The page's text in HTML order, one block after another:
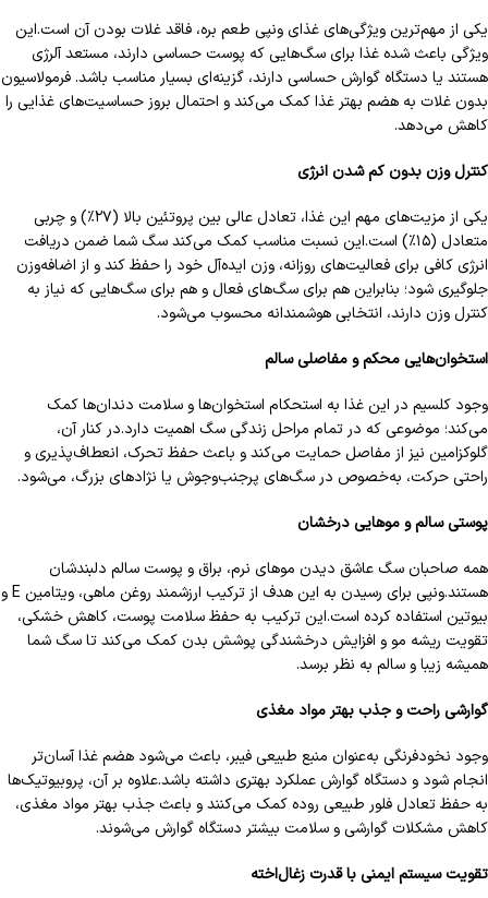
یکی از مهم‌ترین ویژگی‌های غذای ونپی طعم بره، فاقد غلات بودن آن است.این
ویژگی باعث شده غذا برای سگ‌هایی که پوست حساسی دارند، مستعد آلرژی
هستند یا دستگاه گوارش حساسی دارند، گزینه‌ای بسیار مناسب باشد. فرمولاسیون
بدون غلات به هضم بهتر غذا کمک می‌کند و احتمال بروز حساسیت‌های غذایی را
کاهش می‌دهد.
کنترل وزن بدون کم شدن انرژی
یکی از مزیت‌های مهم این غذا، تعادل عالی بین پروتئین بالا (۲۷٪) و چربی
متعادل (۱۵٪) است.این نسبت مناسب کمک می‌کند سگ شما ضمن دریافت
انرژی کافی برای فعالیت‌های روزانه، وزن ایده‌آل خود را حفظ کند و از اضافه‌وزن
جلوگیری شود؛ بنابراین هم برای سگ‌های فعال و هم برای سگ‌هایی که نیاز به
کنترل وزن دارند، انتخابی هوشمندانه محسوب می‌شود.
استخوان‌هایی محکم و مفاصلی سالم
وجود کلسیم در این غذا به استحکام استخوان‌ها و سلامت دندان‌ها کمک
می‌کند؛ موضوعی که در تمام مراحل زندگی سگ اهمیت دارد.در کنار آن،
گلوکزامین نیز از مفاصل حمایت می‌کند و باعث حفظ تحرک، انعطاف‌پذیری و
راحتی حرکت، به‌خصوص در سگ‌های پرجنب‌وجوش یا نژادهای بزرگ، می‌شود.
پوستی سالم و موهایی درخشان
همه صاحبان سگ عاشق دیدن موهای نرم، براق و پوست سالم دلبندشان
هستند.ونپی برای رسیدن به این هدف از ترکیب ارزشمند روغن ماهی، ویتامین E و
بیوتین استفاده کرده است.این ترکیب به حفظ سلامت پوست، کاهش خشکی،
تقویت ریشه مو و افزایش درخشندگی پوشش بدن کمک می‌کند تا سگ شما
همیشه زیبا و سالم به نظر برسد.
گوارشی راحت و جذب بهتر مواد مغذی
وجود نخودفرنگی به‌عنوان منبع طبیعی فیبر، باعث می‌شود هضم غذا آسان‌تر
انجام شود و دستگاه گوارش عملکرد بهتری داشته باشد.علاوه بر آن، پروبیوتیک‌ها
به حفظ تعادل فلور طبیعی روده کمک می‌کنند و باعث جذب بهتر مواد مغذی،
کاهش مشکلات گوارشی و سلامت بیشتر دستگاه گوارش می‌شوند.
تقویت سیستم ایمنی با قدرت زغال‌اخته